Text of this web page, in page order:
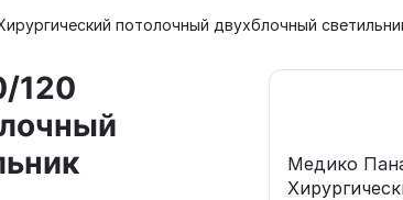
потолочный двухблочный
120
Медико